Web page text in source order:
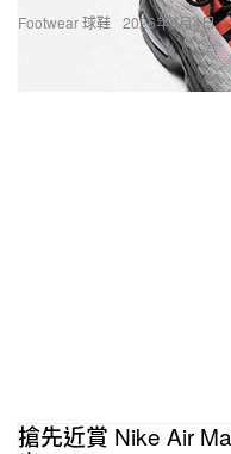
Footwear 球鞋 2026年6月4日
搶先近賞 Nike Air